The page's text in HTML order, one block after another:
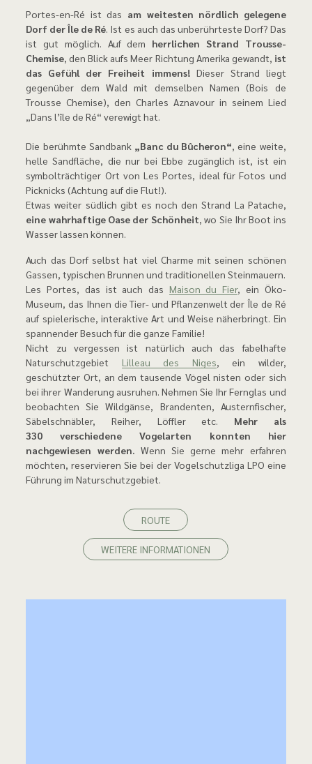
Portes-en-Ré ist das am weitesten nördlich gelegene
Dorf der Île de Ré. Ist es auch das unberührteste Dorf? Das
ist gut möglich. Auf dem herrlichen Strand Trousse-
Chemise, den Blick aufs Meer Richtung Amerika gewandt, ist
das Gefühl der Freiheit immens! Dieser Strand liegt
gegenüber dem Wald mit demselben Namen (Bois de
Trousse Chemise), den Charles Aznavour in seinem Lied
„Dans l’île de Ré“ verewigt hat.
Die berühmte Sandbank „Banc du Bûcheron“, eine weite,
helle Sandfläche, die nur bei Ebbe zugänglich ist, ist ein
symbolträchtiger Ort von Les Portes, ideal für Fotos und
Picknicks (Achtung auf die Flut!).
Etwas weiter südlich gibt es noch den Strand La Patache,
eine wahrhaftige Oase der Schönheit, wo Sie Ihr Boot ins
Wasser lassen können.
Auch das Dorf selbst hat viel Charme mit seinen schönen
Gassen, typischen Brunnen und traditionellen Steinmauern.
Les Portes, das ist auch das Maison du Fier, ein Öko-
Museum, das Ihnen die Tier- und Pflanzenwelt der Île de Ré
auf spielerische, interaktive Art und Weise näherbringt. Ein
spannender Besuch für die ganze Familie!
Nicht zu vergessen ist natürlich auch das fabelhafte
Naturschutzgebiet Lilleau des Niges, ein wilder,
geschützter Ort, an dem tausende Vögel nisten oder sich
bei ihrer Wanderung ausruhen. Nehmen Sie Ihr Fernglas und
beobachten Sie Wildgänse, Brandenten, Austernfischer,
Säbelschnäbler, Reiher, Löffler etc. Mehr als
330 verschiedene Vogelarten konnten hier
nachgewiesen werden. Wenn Sie gerne mehr erfahren
möchten, reservieren Sie bei der Vogelschutzliga LPO eine
Führung im Naturschutzgebiet.
ROUTE
WEITERE INFORMATIONEN